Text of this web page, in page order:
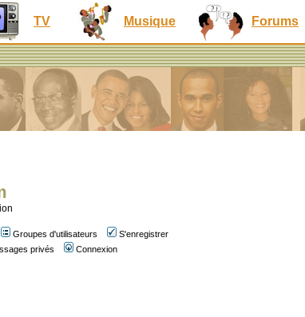
TV Musique Forums
Groupes d'utilisateurs
S'enregistrer
privés Connexion